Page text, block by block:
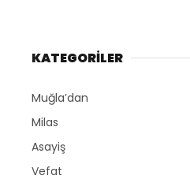
KATEGORİLER
Muğla’dan
Milas
Asayiş
Vefat